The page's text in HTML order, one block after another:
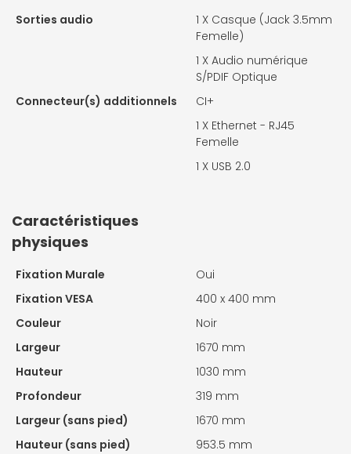
Sorties audio
1 X Casque (Jack 3.5mm
Femelle)
1 X Audio numérique
S/PDIF Optique
Connecteur(s) additionnels
CI+
1 X Ethernet - RJ45
Femelle
1 X USB 2.0
Caractéristiques
physiques
Fixation Murale
Oui
Fixation VESA
400 x 400 mm
Couleur
Noir
Largeur
1670 mm
Hauteur
1030 mm
Profondeur
319 mm
Largeur (sans pied)
1670 mm
Hauteur (sans pied)
953.5 mm